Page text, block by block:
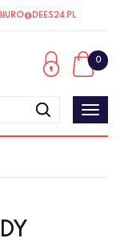
BIURO@DEES24.PL
0